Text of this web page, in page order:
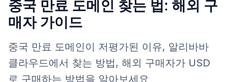
중국 만료 도메인 찾는 법: 해외 구
매자 가이드
중국 만료 도메인이 저평가된 이유, 알리바바
클라우드에서 찾는 방법, 해외 구매자가 USD
로 구매하는 방법을 알아보세요